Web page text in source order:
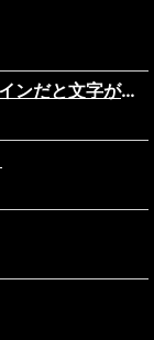
1行分しか想定されていない見出しのデザインだと文字がはみ出してしまってあら大変。ものすごく長い日本語のタイトルが付いた記事の表示テストです。複数行になっても問題ないデザインだといいですね。あと前後の記事へのリンクを出力している場合や、パンくずリストを実装している場合なども表示にズレがないか確認しておきましょう。